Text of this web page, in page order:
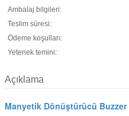
Ambalaj bilgileri:
Teslim süresi:
Ödeme koşulları:
Yetenek temini:
Açıklama
Manyetik Dönüştürücü Buzzer